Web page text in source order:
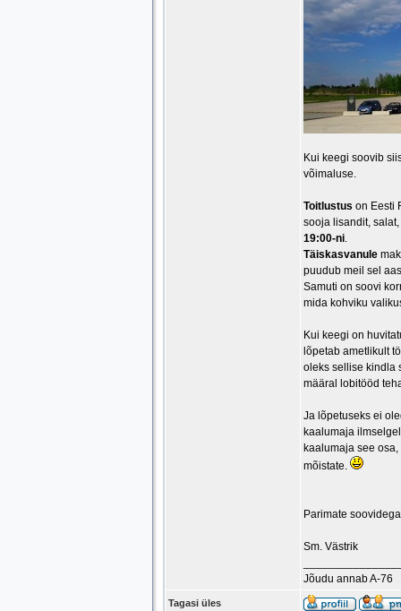
Kui keegi soovib
võimaluse.
Toitlustus on Eesti
sooja lisandit,
19:00-ni.
Täiskasvanule
puudub meil sel
Samuti on soovi
mida kohviku
Kui keegi on
lõpetab ametlikult
oleks sellise kindla
määral lobitööd
Ja lõpetuseks ei
kaalumaja
kaalumaja see
mõistate.
Parimate
Sm. Västrik
Jõudu annab A-76
Tagasi üles